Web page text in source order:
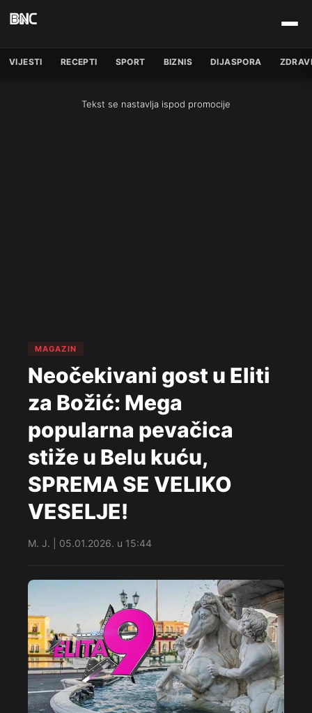
VIJESTI RECEPTI SPORT BIZNIS DIJASPORA
Tekst se nastavlja ispod promocije
MAGAZIN
Neočekivani gost u Eliti
za Božić: Mega
popularna pevačica
stiže u Belu kuću,
SPREMA SE VELIKO
VESELJE!
M. J. | 05.01.2026. u 15:44